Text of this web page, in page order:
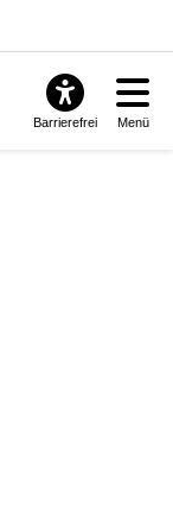
Barrierefrei Menü